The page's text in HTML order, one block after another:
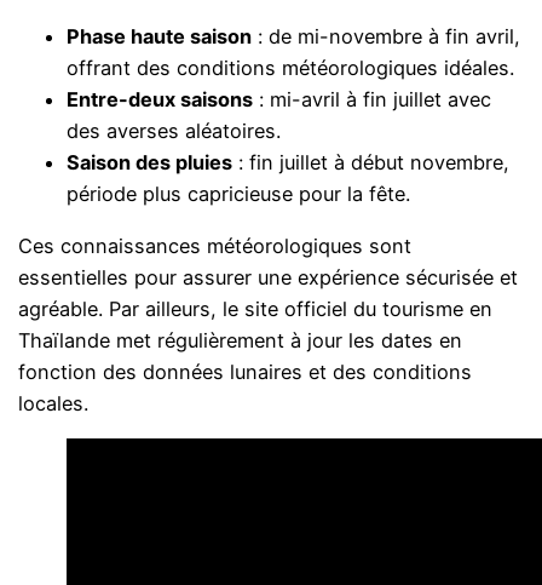
Phase haute saison : de mi-novembre à fin avril,
offrant des conditions météorologiques idéales.
Entre-deux saisons : mi-avril à fin juillet avec
des averses aléatoires.
Saison des pluies : fin juillet à début novembre,
période plus capricieuse pour la fête.
Ces connaissances météorologiques sont
essentielles pour assurer une expérience sécurisée et
agréable. Par ailleurs, le site officiel du tourisme en
Thaïlande met régulièrement à jour les dates en
fonction des données lunaires et des conditions
locales.